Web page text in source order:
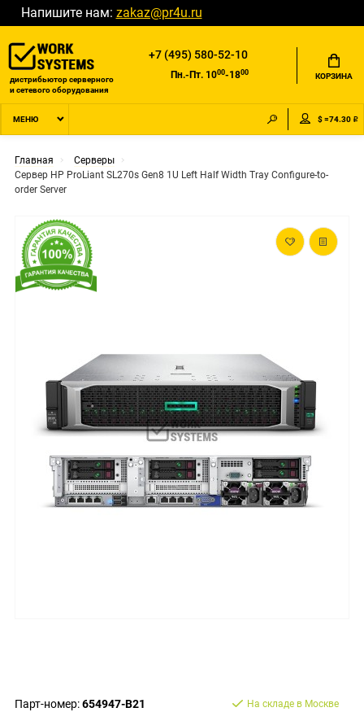
Напишите нам: zakaz@pr4u.ru
дистрибьютор серверного
и сетевого оборудования
+7 (495) 580-52-10
Пн.-Пт. 1000-1800 КОРЗИНА
МЕНЮ $ =74.30 ₽
Главная
Серверы
Сервер HP ProLiant SL270s Gen8 1U Left Half Width Tray Configure-to-
order Server
Парт-номер:654947-B21 На складе в Москве